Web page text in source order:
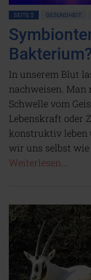
SEITE 5 GESUNDHEIT
In unserem Blut
nachweisen. Man
Schwelle vom
Lebenskraft oder
konstruktiv leben
wir uns selbst wie
Weiterlesen...